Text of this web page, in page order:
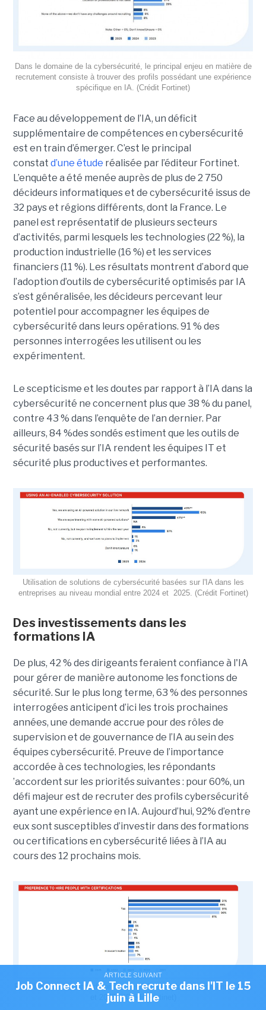
Dans le domaine de la cybersécurité, le principal enjeu en matière de
recrutement consiste à trouver des profils possédant une expérience
spécifique en IA. (Crédit Fortinet)
Face au développement de l’IA, un déficit
supplémentaire de compétences en cybersécurité
est en train d’émerger. C’est le principal
constat d’une étude réalisée par l’éditeur Fortinet.
L’enquête a été menée auprès de plus de 2 750
décideurs informatiques et de cybersécurité issus de
32 pays et régions différents, dont la France. Le
panel est représentatif de plusieurs secteurs
d’activités, parmi lesquels les technologies (22 %), la
production industrielle (16 %) et les services
financiers (11 %). Les résultats montrent d’abord que
l’adoption d’outils de cybersécurité optimisés par IA
s’est généralisée, les décideurs percevant leur
potentiel pour accompagner les équipes de
cybersécurité dans leurs opérations. 91 % des
personnes interrogées les utilisent ou les
expérimentent.
Le scepticisme et les doutes par rapport à l’IA dans la
cybersécurité ne concernent plus que 38 % du panel,
contre 43 % dans l’enquête de l’an dernier. Par
ailleurs, 84 %des sondés estiment que les outils de
sécurité basés sur l’IA rendent les équipes IT et
sécurité plus productives et performantes.
Utilisation de solutions de cybersécurité basées sur l'IA dans les
entreprises au niveau mondial entre 2024 et 2025. (Crédit Fortinet)
Des investissements dans les
formations IA
De plus, 42 % des dirigeants feraient confiance à l'IA
pour gérer de manière autonome les fonctions de
sécurité. Sur le plus long terme, 63 % des personnes
interrogées anticipent d’ici les trois prochaines
années, une demande accrue pour des rôles de
supervision et de gouvernance de l’IA au sein des
équipes cybersécurité. Preuve de l’importance
accordée à ces technologies, les répondants
’accordent sur les priorités suivantes : pour 60%, un
défi majeur est de recruter des profils cybersécurité
ayant une expérience en IA. Aujourd’hui, 92% d’entre
eux sont susceptibles d’investir dans des formations
ou certifications en cybersécurité liées à l’IA au
cours des 12 prochains mois.
Part des recrutements de profils certifiés en cybersécurité entre 2021
et 2025 . (Crédit Fortinet)
ARTICLE SUIVANT
Job Connect IA & Tech recrute dans l'IT le 15
juin à Lille